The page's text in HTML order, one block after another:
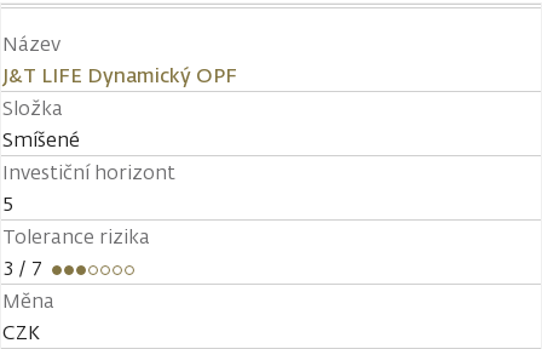
Název
J&T LIFE Dynamický OPF
Složka
Smíšené
Investiční horizont
5
Tolerance rizika
3 / 7
Měna
CZK